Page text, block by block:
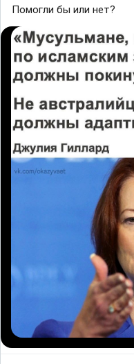
Помогли бы или нет?